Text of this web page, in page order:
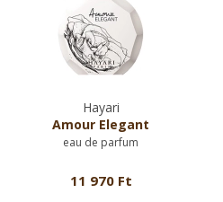
Hayari
Amour Elegant
eau de parfum
11 970 Ft